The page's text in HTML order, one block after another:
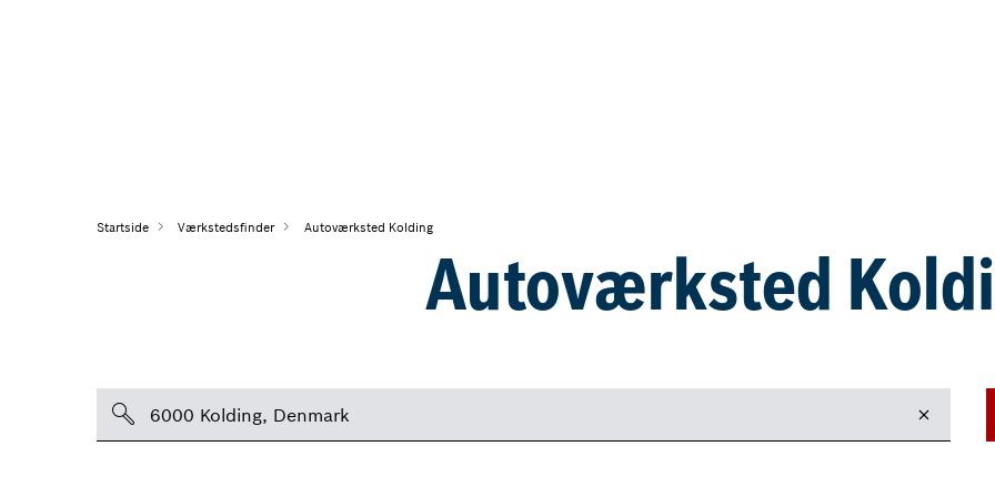
Startside Værkstedsfinder Autoværksted Kolding
Autoværksted